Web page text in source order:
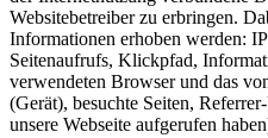
Websitebetreiber zu erbringen.
Informationen erhoben werden:
Seitenaufrufs, Klickpfad,
verwendeten Browser und das
(Gerät), besuchte Seiten,
unsere Webseite aufgerufen